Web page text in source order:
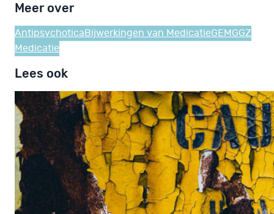
Meer over
Antipsychotica Bijwerkingen van MedicatieGEM GGZ
Medicatie
Lees ook